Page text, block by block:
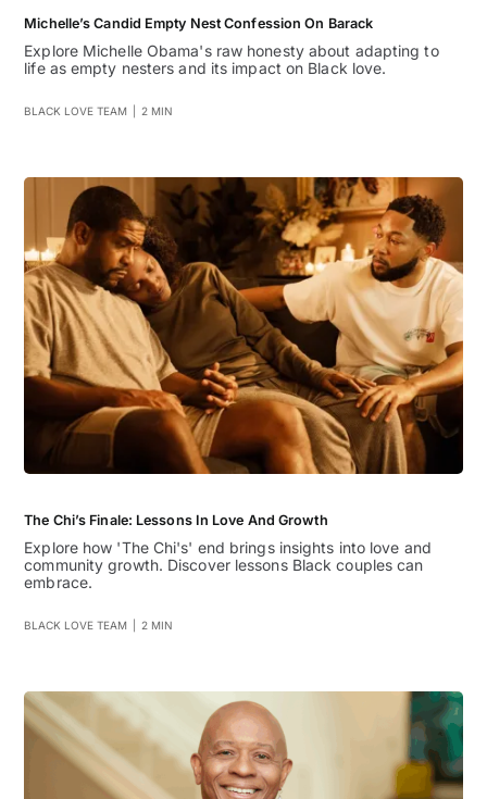
Michelle’s Candid Empty Nest Confession On Barack
Explore Michelle Obama's raw honesty about adapting to
life as empty nesters and its impact on Black love.
BLACK LOVE TEAM 2 MIN
The Chi’s Finale: Lessons In Love And Growth
Explore how 'The Chi's' end brings insights into love and
community growth. Discover lessons Black couples can
embrace.
BLACK LOVE TEAM 2 MIN